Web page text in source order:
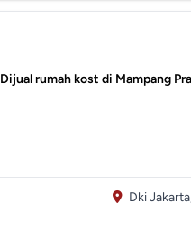
Dijual rumah kost di Mampang
Dki